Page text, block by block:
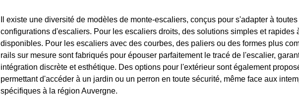
Il existe une diversité de modèles de monte-escaliers, conçus pour s'adapter à
configurations d'escaliers. Pour les escaliers droits, des solutions simples et rapides
disponibles. Pour les escaliers avec des courbes, des paliers ou des formes plus
rails sur mesure sont fabriqués pour épouser parfaitement le tracé de l'escalier,
intégration discrète et esthétique. Des options pour l'extérieur sont également
permettant d'accéder à un jardin ou un perron en toute sécurité, même face aux
spécifiques à la région Auvergne.